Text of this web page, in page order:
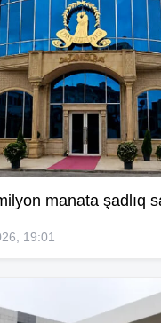
manata şadlıq
19:01